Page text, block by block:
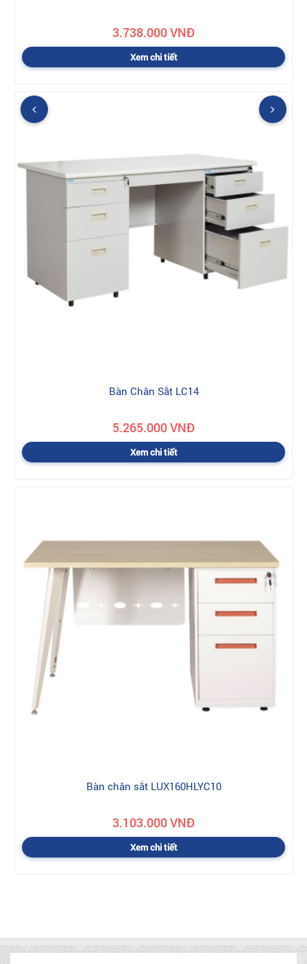
3.738.000 VNĐ
Xem chi tiết
Bàn Chân Sắt LC14
5.265.000 VNĐ
Xem chi tiết
Bàn chân sắt LUX160HLYC10
3.103.000 VNĐ
Xem chi tiết